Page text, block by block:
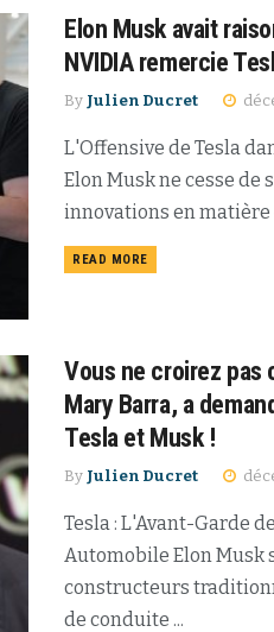
Elon Musk avait
NVIDIA remercie
By Julien Ducret
L'Offensive de Tesla
Elon Musk ne cesse de
innovations en matière
READ MORE
Vous ne croirez pas
Mary Barra, a
Tesla et Musk !
By Julien Ducret
Tesla : L'Avant-Garde
Automobile Elon Musk
constructeurs
de conduite ...